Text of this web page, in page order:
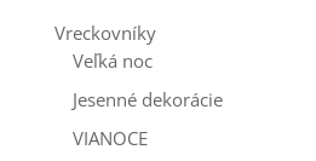
Vreckovníky
Veľká noc
Jesenné dekorácie
VIANOCE